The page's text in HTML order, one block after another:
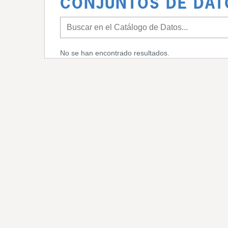
CONJUNTOS DE
No se han encontrado resultados.